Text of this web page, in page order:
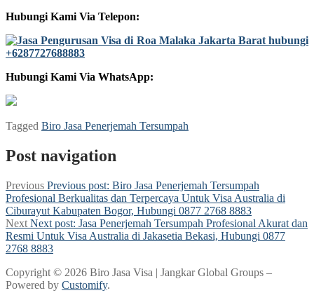
Hubungi Kami Via Telepon:
Hubungi Kami Via WhatsApp:
Tagged Biro Jasa Penerjemah Tersumpah
Post navigation
Previous Previous post: Biro Jasa Penerjemah Tersumpah
Profesional Berkualitas dan Terpercaya Untuk Visa Australia di
Ciburayut Kabupaten Bogor, Hubungi 0877 2768 8883
Next Next post: Jasa Penerjemah Tersumpah Profesional Akurat dan
Resmi Untuk Visa Australia di Jakasetia Bekasi, Hubungi 0877
2768 8883
Copyright © 2026 Biro Jasa Visa | Jangkar Global Groups –
Powered by Customify.